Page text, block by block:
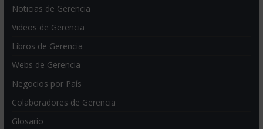
Noticias de Gerencia
Videos de Gerencia
Libros de Gerencia
Webs de Gerencia
Negocios por País
Colaboradores de Gerencia
Glosario